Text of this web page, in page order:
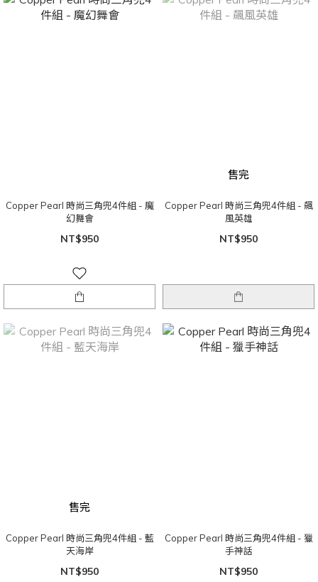
Copper Pearl 時尚三角兜4件組 - 魔
幻舞會
NT$950
售完
Copper Pearl 時尚三角兜4件組 - 飆
風英雄
NT$950
售完
Copper Pearl 時尚三角兜4件組 - 藍
天海岸
NT$950
Copper Pearl 時尚三角兜4件組 - 獵
手神話
NT$950